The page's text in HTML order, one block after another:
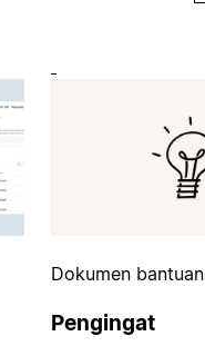
Dokumen bantuan
Pengingat